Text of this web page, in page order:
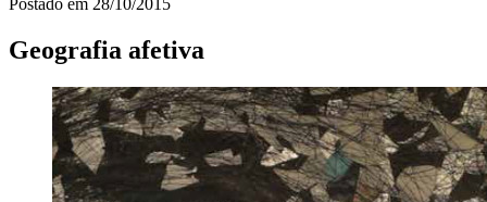
Postado em 28/10/2015
Geografia afetiva